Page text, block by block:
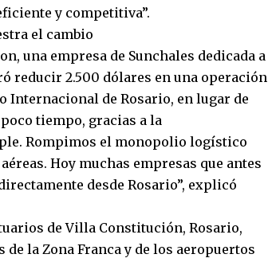
y competitiva”.
el cambio
una empresa de Sunchales dedicada a
reducir 2.500 dólares en una operación
Internacional de Rosario, en lugar de
tiempo, gracias a la
Rompimos el monopolio logístico
Hoy muchas empresas que antes
desde Rosario”, explicó
de Villa Constitución, Rosario,
de la Zona Franca y de los aeropuertos